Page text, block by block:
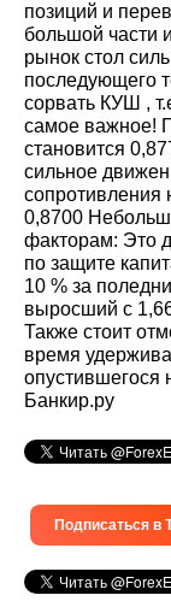
позиций и
большой части
рынок стол
последующего
сорвать КУШ ,
самое важное!
становится
сильное
сопротивления
0,8700
факторам: Это
по защите
10 % за
выросший с
Также стоит
время
опустившегося
Банкир.ру
Подписаться в